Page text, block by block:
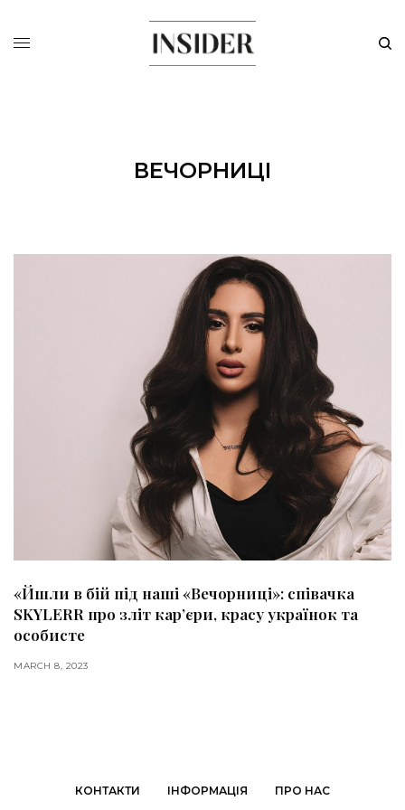
ВЕЧОРНИЦІ
«Йшли в бій під наші «Вечорниці»: співачка
SKYLERR про зліт кар’єри, красу українок та
особисте
MARCH 8, 2023
КОНТАКТИ ІНФОРМАЦІЯ ПРО НАС